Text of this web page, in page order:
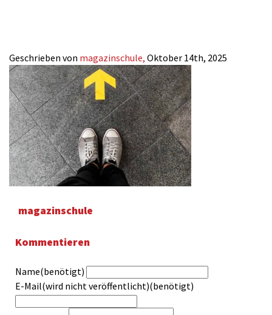
Geschrieben von magazinschule, Oktober 14th, 2025
magazinschule
Kommentieren
Name(benötigt)
E-Mail(wird nicht veröffentlicht)(benötigt)